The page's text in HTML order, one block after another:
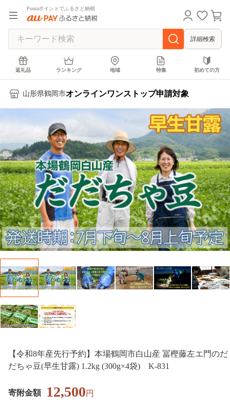
Pontaポイントでふるさと納税
詳細検索
返礼品 ランキング 地域 特集 初めての方
山形県鶴岡市オンラインワンストップ申請対象
【令和8年産先行予約】本場鶴岡市白山産 冨樫藤左エ門のだ
だちゃ豆(早生甘露) 1.2kg (300g×4袋) K-831
寄附金額 12,500円